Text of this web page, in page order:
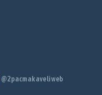
@2pacmakaveliweb